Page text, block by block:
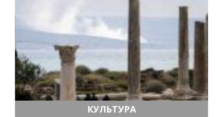
КУЛЬТУРА